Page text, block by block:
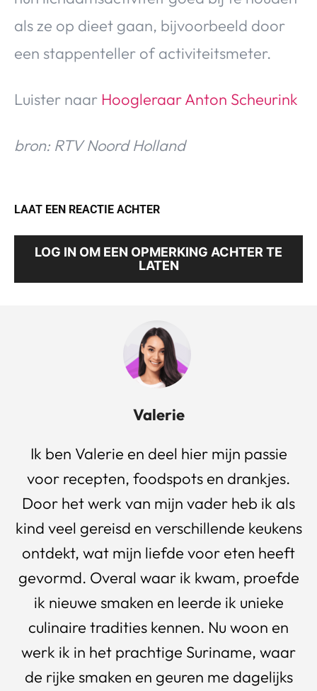
als ze op dieet gaan, bijvoorbeeld door
een stappenteller of activiteitsmeter.
Luister naar Hoogleraar Anton Scheurink
bron: RTV Noord Holland
LAAT EEN REACTIE ACHTER
LOG IN OM EEN OPMERKING ACHTER TE
LATEN
Valerie
Ik ben Valerie en deel hier mijn passie
voor recepten, foodspots en drankjes.
Door het werk van mijn vader heb ik als
kind veel gereisd en verschillende keukens
ontdekt, wat mijn liefde voor eten heeft
gevormd. Overal waar ik kwam, proefde
ik nieuwe smaken en leerde ik unieke
culinaire tradities kennen. Nu woon en
werk ik in het prachtige Suriname, waar
de rijke smaken en geuren me dagelijks